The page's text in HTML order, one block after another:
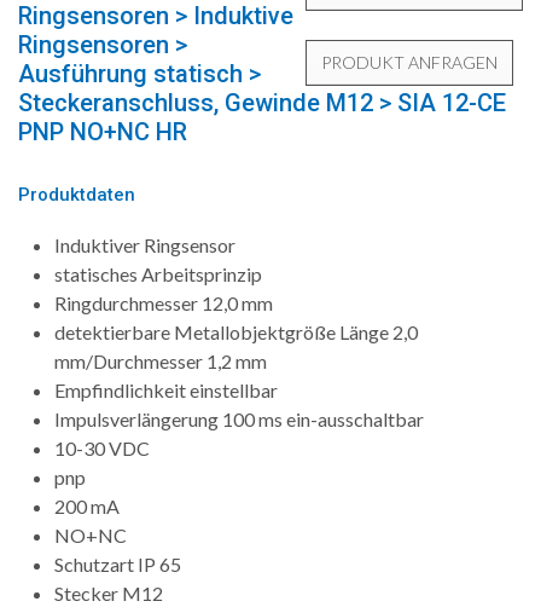
Ringsensoren > Induktive
Ringsensoren >
Ausführung statisch >
Steckeranschluss, Gewinde M12 > SIA 12-CE
PNP NO+NC HR
Produktdaten
Induktiver Ringsensor
statisches Arbeitsprinzip
Ringdurchmesser 12,0 mm
detektierbare Metallobjektgröße Länge 2,0
mm/Durchmesser 1,2 mm
Empfindlichkeit einstellbar
Impulsverlängerung 100 ms ein-ausschaltbar
10-30 VDC
pnp
200 mA
NO+NC
Schutzart IP 65
Stecker M12